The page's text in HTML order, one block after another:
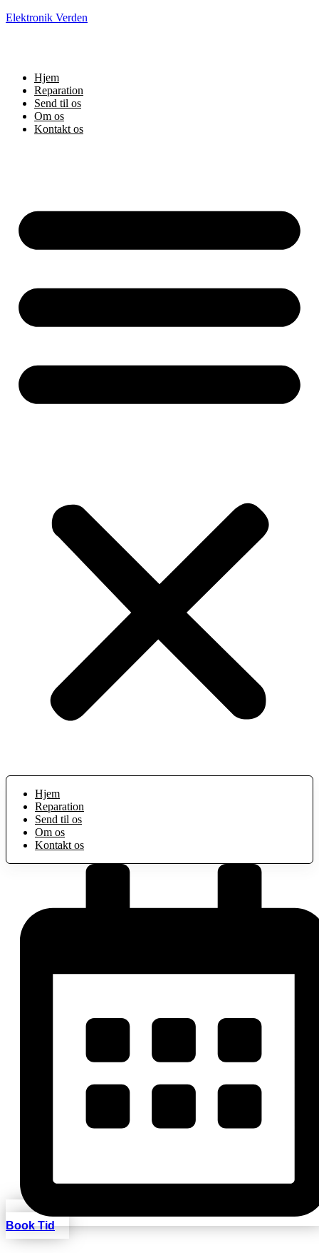
Elektronik Verden
Hjem
Reparation
Send til os
Om os
Kontakt os
Hjem
Reparation
Send til os
Om os
Kontakt os
Book Tid